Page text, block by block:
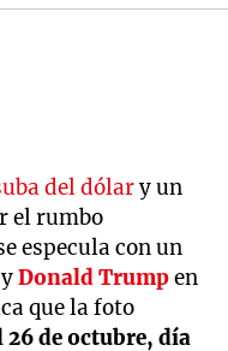
del dólary un
el rumbo
especula con un
yDonald Trumpen
que la foto
26 de octubre, día